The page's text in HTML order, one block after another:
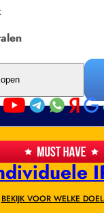
BEKIJK VOOR WELKE